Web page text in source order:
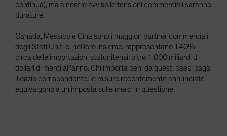
continua), ma a nostro avviso le tensioni commerciali saranno
durature.
Canada, Messico e Cina sono i maggiori partner commerciali
degli Stati Uniti e, nel loro insieme, rappresentano il 40%
circa delle importazioni statunitensi: oltre 1.000 miliardi di
dollari di merci all'anno. Chi importa beni da questi paesi paga
il dazio corrispondente: le misure recentemente annunciate
equivalgono a un'imposta sulle merci in questione.